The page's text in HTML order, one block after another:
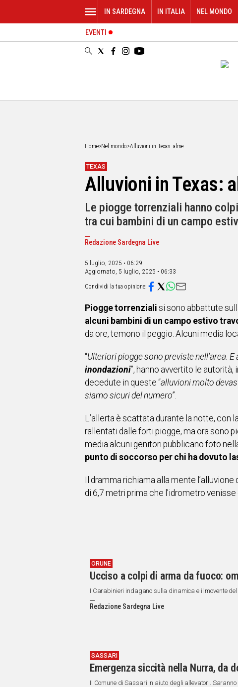
ORISTANO
IN SARDEGNA IN ITALIA NEL MONDO
EVENTI
Home>Nel mondo>Alluvioni in Texas: alme...
TEXAS
Alluvioni in Texas:
Le piogge torrenziali hanno
tra cui bambini di un campo
Redazione Sardegna Live
5 luglio, 2025 • 06:29
Aggiornato, 5 luglio, 2025 • 06:33
Piogge torrenziali si sono abbattute
alcuni bambini di un campo estivo
da ore, temono il peggio. Alcuni media
“Ulteriori piogge sono previste nell'area.
inondazioni”, hanno avvertito le
decedute in queste “alluvioni molto
siamo sicuri del numero”.
L’allerta è scattata durante la notte, con
rallentati dalle forti piogge, ma ora sono
media alcuni genitori pubblicano foto
punto di soccorso per chi ha dovuto
Il dramma richiama alla mente
di 6,7 metri prima che l’idrometro
ORUNE
Ucciso a colpi di arma da fuoco:
I Carabinieri indagano sulla dinamica e il movente del
Redazione Sardegna Live
SASSARI
Emergenza siccità nella Nurra, da
Il Comune di Sassari in aiuto degli allevatori.